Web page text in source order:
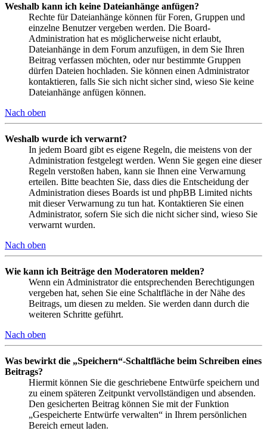
Weshalb kann ich keine Dateianhänge anfügen?
Rechte für Dateianhänge können für Foren, Gruppen und
einzelne Benutzer vergeben werden. Die Board-
Administration hat es möglicherweise nicht erlaubt,
Dateianhänge in dem Forum anzufügen, in dem Sie Ihren
Beitrag verfassen möchten, oder nur bestimmte Gruppen
dürfen Dateien hochladen. Sie können einen Administrator
kontaktieren, falls Sie sich nicht sicher sind, wieso Sie keine
Dateianhänge anfügen können.
Nach oben
Weshalb wurde ich verwarnt?
In jedem Board gibt es eigene Regeln, die meistens von der
Administration festgelegt werden. Wenn Sie gegen eine dieser
Regeln verstoßen haben, kann sie Ihnen eine Verwarnung
erteilen. Bitte beachten Sie, dass dies die Entscheidung der
Administration dieses Boards ist und phpBB Limited nichts
mit dieser Verwarnung zu tun hat. Kontaktieren Sie einen
Administrator, sofern Sie sich die nicht sicher sind, wieso Sie
verwarnt wurden.
Nach oben
Wie kann ich Beiträge den Moderatoren melden?
Wenn ein Administrator die entsprechenden Berechtigungen
vergeben hat, sehen Sie eine Schaltfläche in der Nähe des
Beitrags, um diesen zu melden. Sie werden dann durch die
weiteren Schritte geführt.
Nach oben
Was bewirkt die „Speichern“-Schaltfläche beim Schreiben eines
Beitrags?
Hiermit können Sie die geschriebene Entwürfe speichern und
zu einem späteren Zeitpunkt vervollständigen und absenden.
Den gesicherten Beitrag können Sie mit der Funktion
„Gespeicherte Entwürfe verwalten“ in Ihrem persönlichen
Bereich erneut laden.